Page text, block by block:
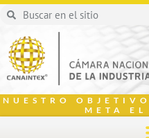
NUESTRO
META